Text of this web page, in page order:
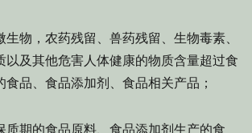
物，农药残留、兽药残留、生物毒素、
以及其他危害人体健康的物质含量超过食
品、食品添加剂、食品相关产品；
期的食品原料、食品添加剂生产的食